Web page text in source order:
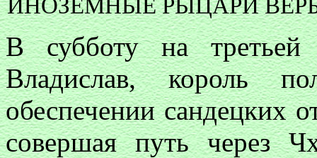
ИНОЗЕМНЫЕ РЫЦАРИ
В субботу на третьей
Владислав, король
обеспечении сандецких
совершая путь через